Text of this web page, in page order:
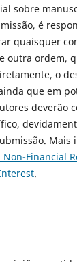
sobre
é
quaisquer
outra ordem,
o
que em
deverão
Mais
Financial
.